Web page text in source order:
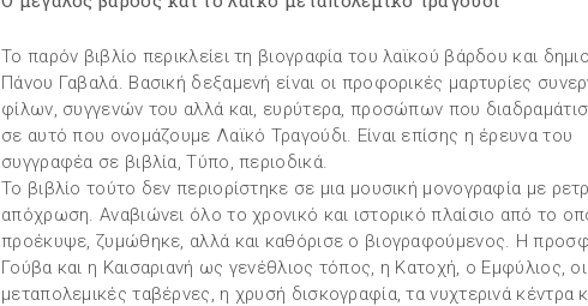
Το παρόν βιβλίο περικλείει τη βιογραφία του λαϊκού βάρδου και
Πάνου Γαβαλά. Βασική δεξαμενή είναι οι προφορικές μαρτυρίες
φίλων, συγγενών του αλλά και, ευρύτερα, προσώπων που
σε αυτό που ονομάζουμε Λαϊκό Τραγούδι. Είναι επίσης η έρευνα του
συγγραφέα σε βιβλία, Τύπο, περιοδικά.
Το βιβλίο τούτο δεν περιορίστηκε σε μια μουσική μονογραφία με
απόχρωση. Αναβιώνει όλο το χρονικό και ιστορικό πλαίσιο από το
προέκυψε, ζυμώθηκε, αλλά και καθόρισε ο βιογραφούμενος. Η
Γούβα και η Καισαριανή ως γενέθλιος τόπος, η Κατοχή, ο Εμφύλιος, οι
μεταπολεμικές ταβέρνες, η χρυσή δισκογραφία, τα νυχτερινά κέντρα